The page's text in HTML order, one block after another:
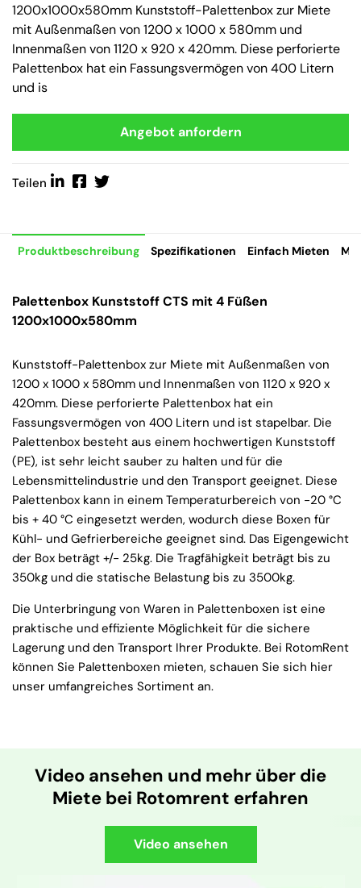
1200x1000x580mm Kunststoff-Palettenbox zur Miete
mit Außenmaßen von 1200 x 1000 x 580mm und
Innenmaßen von 1120 x 920 x 420mm. Diese perforierte
Palettenbox hat ein Fassungsvermögen von 400 Litern
und is
Angebot anfordern
Teilen
Produktbeschreibung Spezifikationen Einfach Mieten
Palettenbox Kunststoff CTS mit 4 Füßen
1200x1000x580mm
Kunststoff-Palettenbox zur Miete mit Außenmaßen von
1200 x 1000 x 580mm und Innenmaßen von 1120 x 920 x
420mm. Diese perforierte Palettenbox hat ein
Fassungsvermögen von 400 Litern und ist stapelbar. Die
Palettenbox besteht aus einem hochwertigen Kunststoff
(PE), ist sehr leicht sauber zu halten und für die
Lebensmittelindustrie und den Transport geeignet. Diese
Palettenbox kann in einem Temperaturbereich von -20 °C
bis + 40 °C eingesetzt werden, wodurch diese Boxen für
Kühl- und Gefrierbereiche geeignet sind. Das Eigengewicht
der Box beträgt +/- 25kg. Die Tragfähigkeit beträgt bis zu
350kg und die statische Belastung bis zu 3500kg.
Die Unterbringung von Waren in Palettenboxen ist eine
praktische und effiziente Möglichkeit für die sichere
Lagerung und den Transport Ihrer Produkte. Bei RotomRent
können Sie Palettenboxen mieten, schauen Sie sich hier
unser umfangreiches Sortiment an.
Video ansehen und mehr über die
Miete bei Rotomrent erfahren
Video ansehen